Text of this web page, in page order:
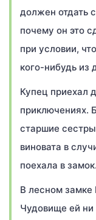
должен отдать
почему он это
при условии,
кого-нибудь из
Купец приехал
приключениях.
старшие
виновата в
поехала в замок.
В лесном замке
Чудовище ей ни